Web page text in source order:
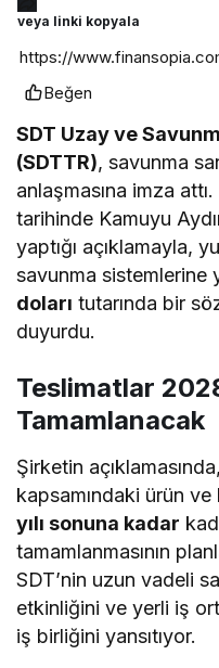
veya linki kopyala
Beğen
SDT Uzay ve
(SDTTR), savunma
anlaşmasına imza
tarihinde Kamuyu
yaptığı açıklamayla,
savunma sistemlerine
doları tutarında bir
duyurdu.
Teslimatlar
Tamamlanacak
Şirketin
kapsamındaki ürün ve
yılı sonuna kadar
tamamlanmasının
SDT’nin uzun vadeli
etkinliğini ve yerli iş
iş birliğini yansıtıyor.